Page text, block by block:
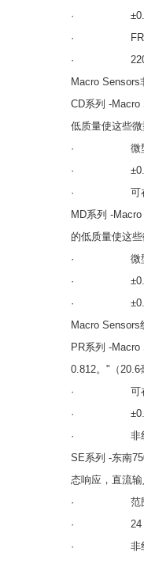
· ±0.100的
· FRO的
· 220°F（
Macro Sensors
CD系列 -Macro
低质量使这些
· 微型3/8
· ±0.025的
· 可在高
MD系列 -
的低质量使这
· 微型3/16
· ±0.020的
· ±0.5％
Macro Sensors
PR系列 -
0.812。"（20.6
· 可在
· ±0.05的范
· 非线性
SE系列 -东南
态响应，直流
· 范围从
· 24 V DC
· 非线性小